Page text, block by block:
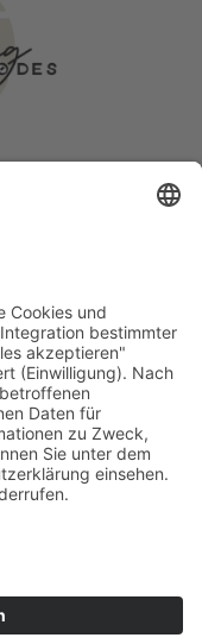
Geschichten
©